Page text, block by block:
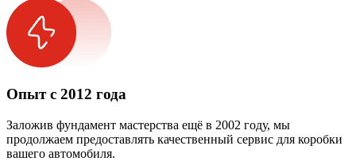
Опыт с 2012 года
Заложив фундамент мастерства ещё в 2002 году, мы
продолжаем предоставлять качественный сервис для коробки
вашего автомобиля.